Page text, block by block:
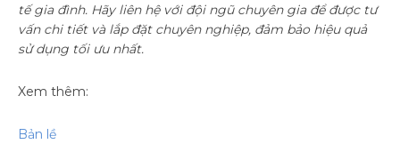
tế gia đình. Hãy liên hệ với đội ngũ chuyên gia để được tư
vấn chi tiết và lắp đặt chuyên nghiệp, đảm bảo hiệu quả
sử dụng tối ưu nhất.
Xem thêm:
Bản lề